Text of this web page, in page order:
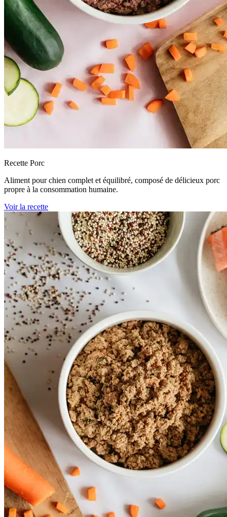
Recette Porc
Aliment pour chien complet et équilibré, composé de délicieux porc
propre à la consommation humaine.
Voir la recette